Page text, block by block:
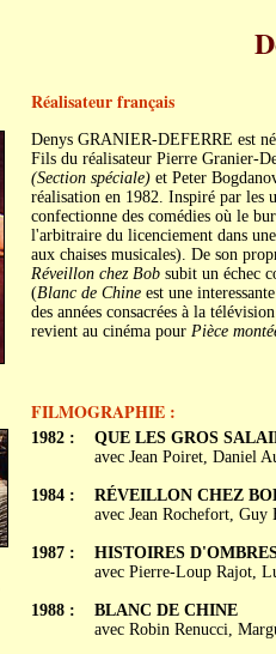
Réalisateur français
Denys GRANIER-DEFERRE est
Fils du réalisateur Pierre Granier-
(Section spéciale)et Peter
réalisation en 1982. Inspiré par les
confectionne des comédies où le
l'arbitraire du licenciement dans
aux chaises musicales). De son
Réveillon chez Bobsubit un échec
(Blanc de Chineest une
des années consacrées à la
revient au cinéma pour Pièce
FILMOGRAPHIE :
1982 :
1984 :
1987 :
1988 :
QUE LES GROS
avec Jean Poiret, Daniel
RÉVEILLON CHEZ
avec Jean Rochefort,
HISTOIRES
avec Pierre-Loup Rajot,
BLANC DE CHINE
avec Robin Renucci,